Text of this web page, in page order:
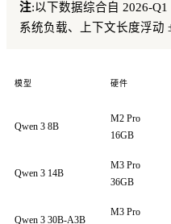
注:以下数据综合自 2026-
系统负载、上下文长度浮动
模型 硬件
Qwen 3 8B
M2 Pro
16GB
Qwen 3 14B
M3 Pro
36GB
Qwen 3 30B-A3B
M3 Pro